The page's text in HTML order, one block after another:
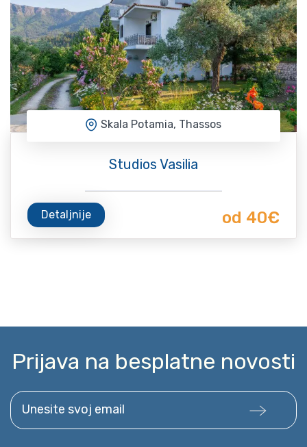
Skala Potamia, Thassos
Studios Vasilia
Detaljnije od 40€
Prijava na besplatne novosti
Unesite svoj email